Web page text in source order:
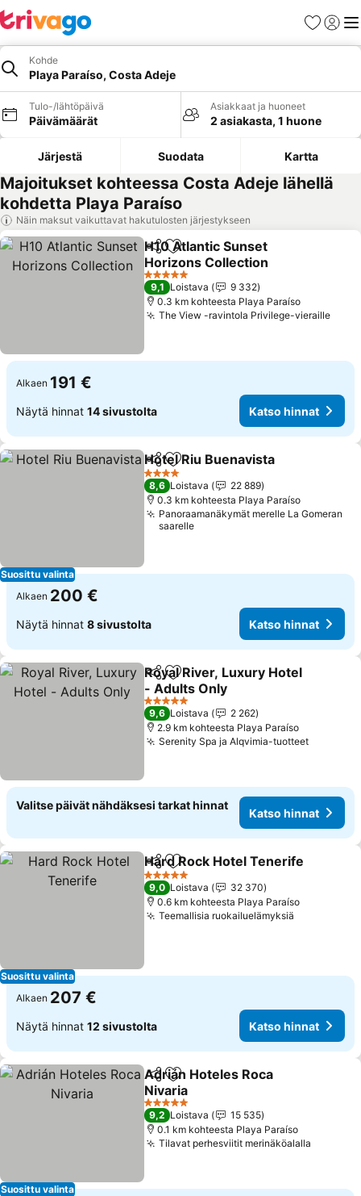
Suosikit
Kohde
Playa Paraíso, Costa Adeje
Tulo-/lähtöpäivä
Päivämäärät
Asiakkaat ja huoneet
2 asiakasta, 1 huone
Järjestä Suodata Kartta
Majoitukset kohteessa Costa Adeje lähellä
kohdetta Playa Paraíso
Näin maksut vaikuttavat hakutulosten järjestykseen
Jaa Lisää suosikkeihin
H10 Atlantic Sunset
Horizons Collection
5 Tähtiluokitus
9,1 Loistava
9 332
0.3 km kohteesta Playa Paraíso
The View -ravintola Privilege-vieraille
Alkaen 191 €
Näytä hinnat 14 sivustolta Katso hinnat
Suosittu valinta
Jaa Lisää suosikkeihin
Hotel Riu Buenavista
4 Tähtiluokitus
8,6 Loistava
22 889
0.3 km kohteesta Playa Paraíso
Panoraamanäkymät merelle La Gomeran
saarelle
Alkaen 200 €
Näytä hinnat 8 sivustolta Katso hinnat
Jaa Lisää suosikkeihin
Royal River, Luxury Hotel
- Adults Only
5 Tähtiluokitus
9,6 Loistava
2 262
2.9 km kohteesta Playa Paraíso
Serenity Spa ja Alqvimia-tuotteet
Valitse päivät nähdäksesi tarkat hinnat
Katso hinnat
Suosittu valinta
Jaa Lisää suosikkeihin
Hard Rock Hotel Tenerife
5 Tähtiluokitus
9,0 Loistava
32 370
0.6 km kohteesta Playa Paraíso
Teemallisia ruokailuelämyksiä
Alkaen 207 €
Näytä hinnat 12 sivustolta Katso hinnat
Suosittu valinta
Jaa Lisää suosikkeihin
Adrián Hoteles Roca
Nivaria
5 Tähtiluokitus
9,2 Loistava
15 535
0.1 km kohteesta Playa Paraíso
Tilavat perhesviitit merinäköalalla